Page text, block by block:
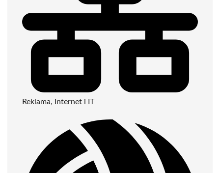
Reklama, Internet i IT